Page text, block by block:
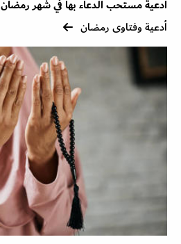
أدعية مستحب الدعاء بها في شهر رمضان
أدعية وفتاوى رمضان